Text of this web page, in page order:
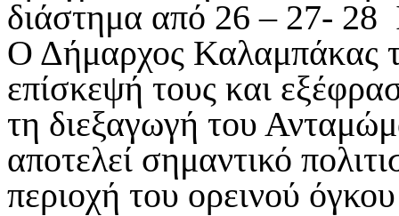
διάστημα από 26 – 27- 28
Ο Δήμαρχος Καλαμπάκας
επίσκεψή τους και
τη διεξαγωγή του
αποτελεί σημαντικό
περιοχή του ορεινού